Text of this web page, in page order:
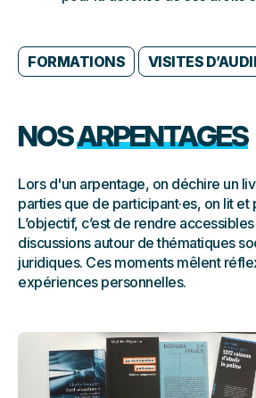
FORMATIONS VISITES
NOSARPENTAGES
Lors d'un arpentage, on déchire un
parties que de participant·es, on lit et
L’objectif, c’est de rendre
discussions autour de thématiques
juridiques. Ces moments mêlent
expériences personnelles.